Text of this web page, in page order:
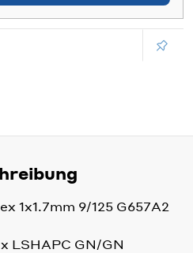
1x1.7mm 9/125 G657A2
LSHAPC GN/GN